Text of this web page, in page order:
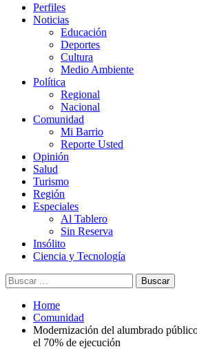
Primary
Menu
Perfiles
Noticias
Educación
Deportes
Cultura
Medio Ambiente
Política
Regional
Nacional
Comunidad
Mi Barrio
Reporte Usted
Opinión
Salud
Turismo
Región
Especiales
Al Tablero
Sin Reserva
Insólito
Ciencia y Tecnología
Buscar:
Home
Comunidad
Modernización del alumbrado
el 70% de ejecución